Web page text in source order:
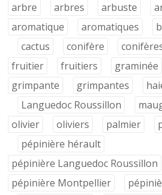
arbre
arbres arbuste
aromatique
aromatiques
cactus
conifère
fruitier
fruitiers graminée
grimpante
grimpantes
Languedoc Roussillon
olivier
oliviers palmier
pépinière hérault
pépinière Languedoc Roussillon
pépinière Montpellier